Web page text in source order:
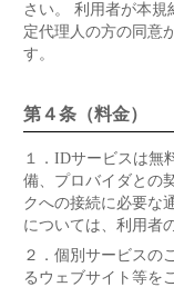
さい。 利用者が本
定代理人の方の同意
す。
第４条（料金）
１． IDサービスは無
備、プロバイダとの
クへの接続に必要な
については、利用者
２． 個別サービスの
るウェブサイト等を